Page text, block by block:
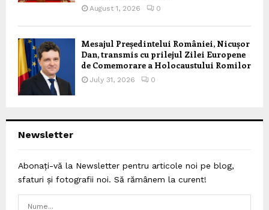
August 1, 2026 0
Mesajul Președintelui României, Nicușor
Dan, transmis cu prilejul Zilei Europene
de Comemorare a Holocaustului Romilor
July 31, 2026 0
Newsletter
Abonați-vă la Newsletter pentru articole noi pe blog,
sfaturi și fotografii noi. Să rămânem la curent!